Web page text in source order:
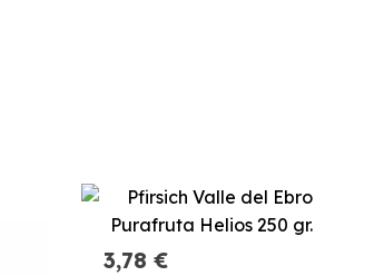
3,78 €